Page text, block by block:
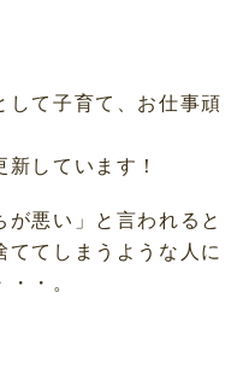
て子育て、お仕事頑
しています！
悪い」と言われると
てしまうような人に
・。